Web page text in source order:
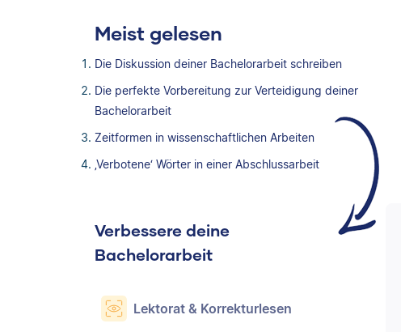
Meist gelesen
Die Diskussion deiner Bachelorarbeit schreiben
Die perfekte Vorbereitung zur Verteidigung deiner
Bachelorarbeit
Zeitformen in wissenschaftlichen Arbeiten
‚Verbotene‘ Wörter in einer Abschlussarbeit
Verbessere deine
Bachelorarbeit
Lektorat & Korrekturlesen